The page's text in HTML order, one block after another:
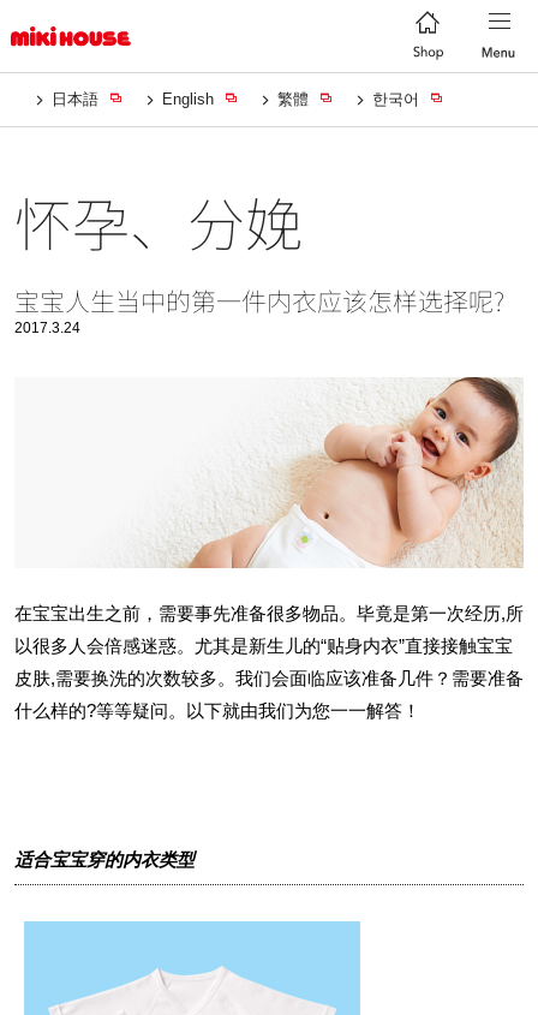
日本語 English 繁體 한국어
怀孕、分娩
宝宝人生当中的第一件内衣应该怎样选择呢?
2017.3.24
在宝宝出生之前，需要事先准备很多物品。毕竟是第一次经历,所
以很多人会倍感迷惑。尤其是新生儿的“贴身内衣”直接接触宝宝
皮肤,需要换洗的次数较多。我们会面临应该准备几件？需要准备
什么样的?等等疑问。以下就由我们为您一一解答！
适合宝宝穿的内衣类型